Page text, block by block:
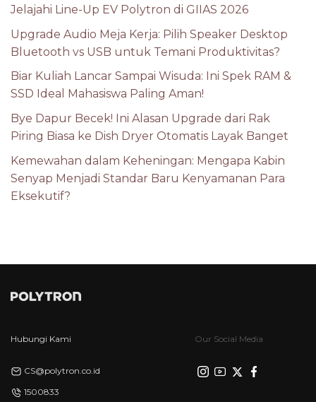
Jelajahi Line-Up EV Polytron di GIIAS 2026
Upgrade Audio Meja Kerja: Pilih Speaker Desktop
Bluetooth vs USB untuk Temani Produktivitas?
Biar Kuliah Lancar Sampai Wisuda: Ini Spek RAM &
SSD Ideal Mahasiswa Paling Aman!
Bye Dapur Becek! Ini Alasan Upgrade dari Rak
Piring Biasa ke Dish Dryer Otomatis Layak Banget
Kemewahan dalam Keheningan: Mengapa Kabin
Senyap Menjadi Standar Baru Kenyamanan Para
Eksekutif?
Hubungi Kami
CS@polytron.co.id
1500833
Our Social Media